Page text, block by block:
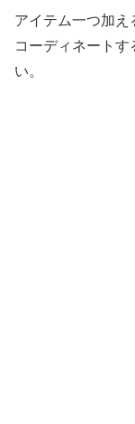
アイテム一つ加え
コーディネート
い。